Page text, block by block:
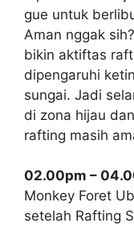
gue untuk
Aman nggak
bikin aktiftas
dipengaruhi
sungai. Jadi
di zona hijau
rafting masih
02.00pm –
Monkey Foret
setelah Rafting